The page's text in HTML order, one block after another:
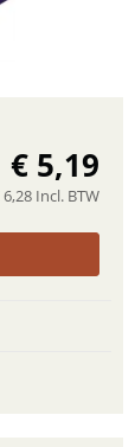
€ 5,19
6,28 Incl. BTW